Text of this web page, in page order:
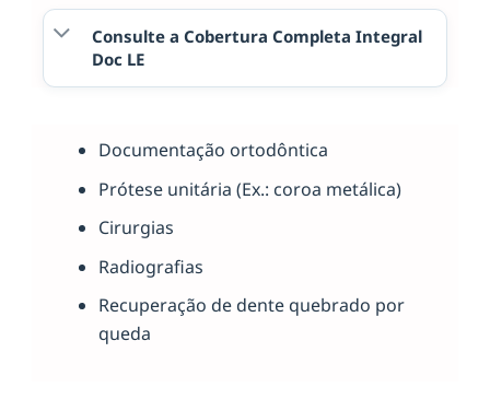
Consulte a Cobertura Completa Integral
Doc LE
Documentação ortodôntica
Prótese unitária (Ex.: coroa metálica)
Cirurgias
Radiografias
Recuperação de dente quebrado por
queda